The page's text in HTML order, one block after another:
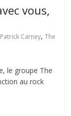
vous,
Patrick Carney,The
le groupe The
au rock